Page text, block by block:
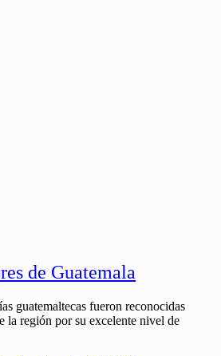
de Guatemala
guatemaltecas fueron reconocidas
la región por su excelente nivel de